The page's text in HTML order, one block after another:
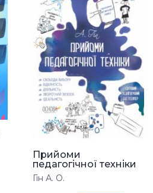
Прийоми
педагогічної техніки
Гін А. О.